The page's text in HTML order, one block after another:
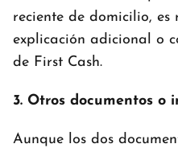
reciente de domicilio,
explicación adicional o
de First Cash.
3. Otros documentos o
Aunque los dos